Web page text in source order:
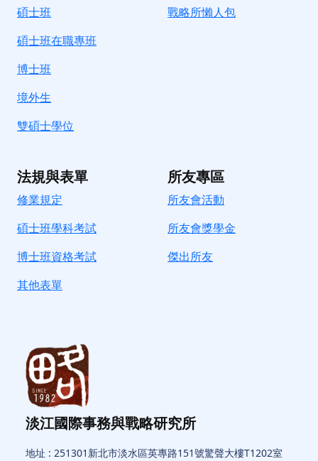
碩士班
碩士班在職專班
博士班
境外生
雙碩士學位
戰略所懶人包
法規與表單
修業規定
碩士班學科考試
博士班資格考試
其他表單
所友專區
所友會活動
所友會獎學金
傑出所友
淡江國際事務與戰略研究所
地址 : 251301新北市淡水區英專路151號驚聲大樓T1202室